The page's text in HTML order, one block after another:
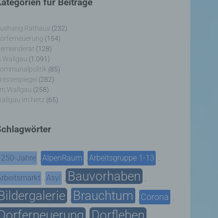
Rathaus (232)
(154)
(128)
Wallgau (1.091)
(85)
(282)
Wallgau (258)
im Netz (65)
Jahre , AlpenRaum , Arbeitsgruppe 1-13 ,
, Asyl , Bauvorhaben ,
, Brauchtum , Corona ,
Dorfleben